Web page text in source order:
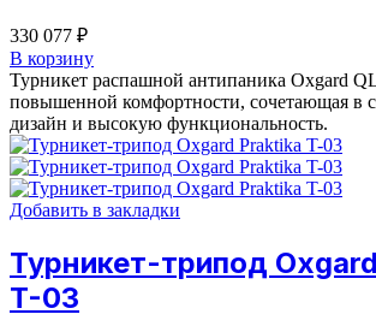
330 077 ₽
В корзину
Турникет распашной антипаника Oxgard
повышенной комфортности, сочетающая в
дизайн и высокую функциональность.
Добавить в закладки
Турникет-трипод
T-03